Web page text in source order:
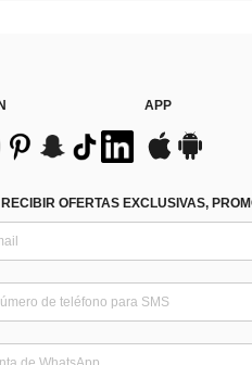
APP
OFERTAS EXCLUSIVAS,